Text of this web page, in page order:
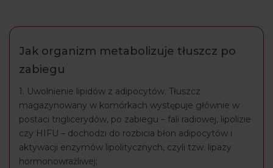
Jak organizm metabolizuje tłuszcz po
zabiegu
1. Uwolnienie lipidów z adipocytów. Tłuszcz
magazynowany w komórkach występuje głównie w
postaci triglicerydów, po zabiegu – fali radiowej, lipolizie
czy HIFU – dochodzi do rozbicia błon adipocytów i
aktywacji enzymów lipolitycznych, czyli tzw. lipazy
hormonowrażliwej;